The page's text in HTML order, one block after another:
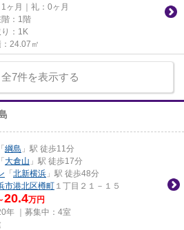
ヶ月｜礼：0ヶ月
階：1階
り：1K
24.07㎡
全7件を表示する
「 綱島 」駅 徒歩11分
「 大倉山 」駅 徒歩17分
「 北新横浜 」駅 徒歩48分
市港北区樽町 １丁目２１－１５
20.4万円
年 ｜募集中： 4室